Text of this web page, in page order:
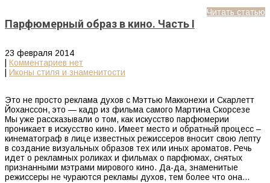
Читать статью
Парфюмерный образ в кино. Часть I
23 февраля 2014
| Комментариев нет
| Иконы стиля и знаменитости
Это не просто реклама духов с Мэттью Макконехи и Скарлетт
Йоханссон, это — кадр из фильма самого Мартина Скорсезе
Мы уже рассказывали о том, как искусство парфюмерии
проникает в искусство кино. Имеет место и обратный процесс –
кинематограф в лице известных режиссеров вносит свою лепту
в создание визуальных образов тех или иных ароматов. Речь
идет о рекламных роликах и фильмах о парфюмах, снятых
признанными мэтрами мирового кино. Да-да, знаменитые
режиссеры не чураются рекламы духов, тем более что она…